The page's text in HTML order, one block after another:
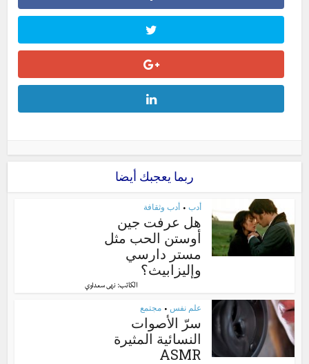
ربما يعجبك أيضا
أدب • أدب وثقافة
هل عرفت جين
أوستن الحب مثل
مستر دارسي
وإليزابيث؟
الكاتب: نهى سعداوي
علم نفس • مجتمع
سرّ الأصوات
النسائية المثيرة
ASMR